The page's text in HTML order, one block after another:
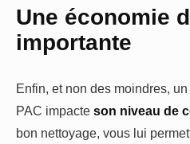
Une économie
importante
Enfin, et non des moindres,
PAC impacte son niveau de
bon nettoyage, vous lui